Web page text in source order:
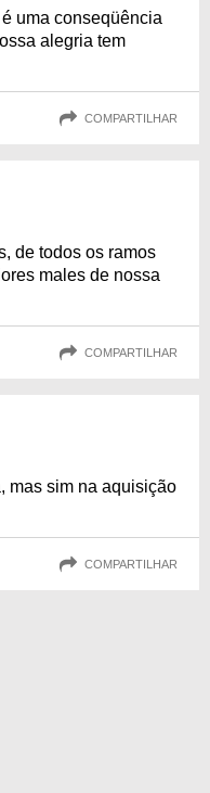
uma conseqüência
alegria tem
COMPARTILHAR
de todos os ramos
males de nossa
COMPARTILHAR
mas sim na aquisição
COMPARTILHAR